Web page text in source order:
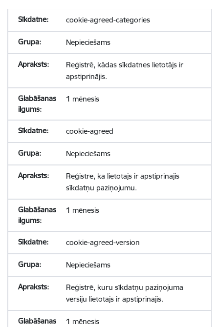
cookie-agreed-categories
Nepieciešams
Reģistrē, kādas sīkdatnes lietotājs ir
apstiprinājis.
1 mēnesis
cookie-agreed
Nepieciešams
Reģistrē, ka lietotājs ir apstiprinājis
sīkdatņu paziņojumu.
1 mēnesis
cookie-agreed-version
Nepieciešams
Reģistrē, kuru sīkdatņu paziņojuma
versiju lietotājs ir apstiprinājis.
1 mēnesis